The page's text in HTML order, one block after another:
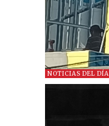
NOTICIAS DEL DÍA